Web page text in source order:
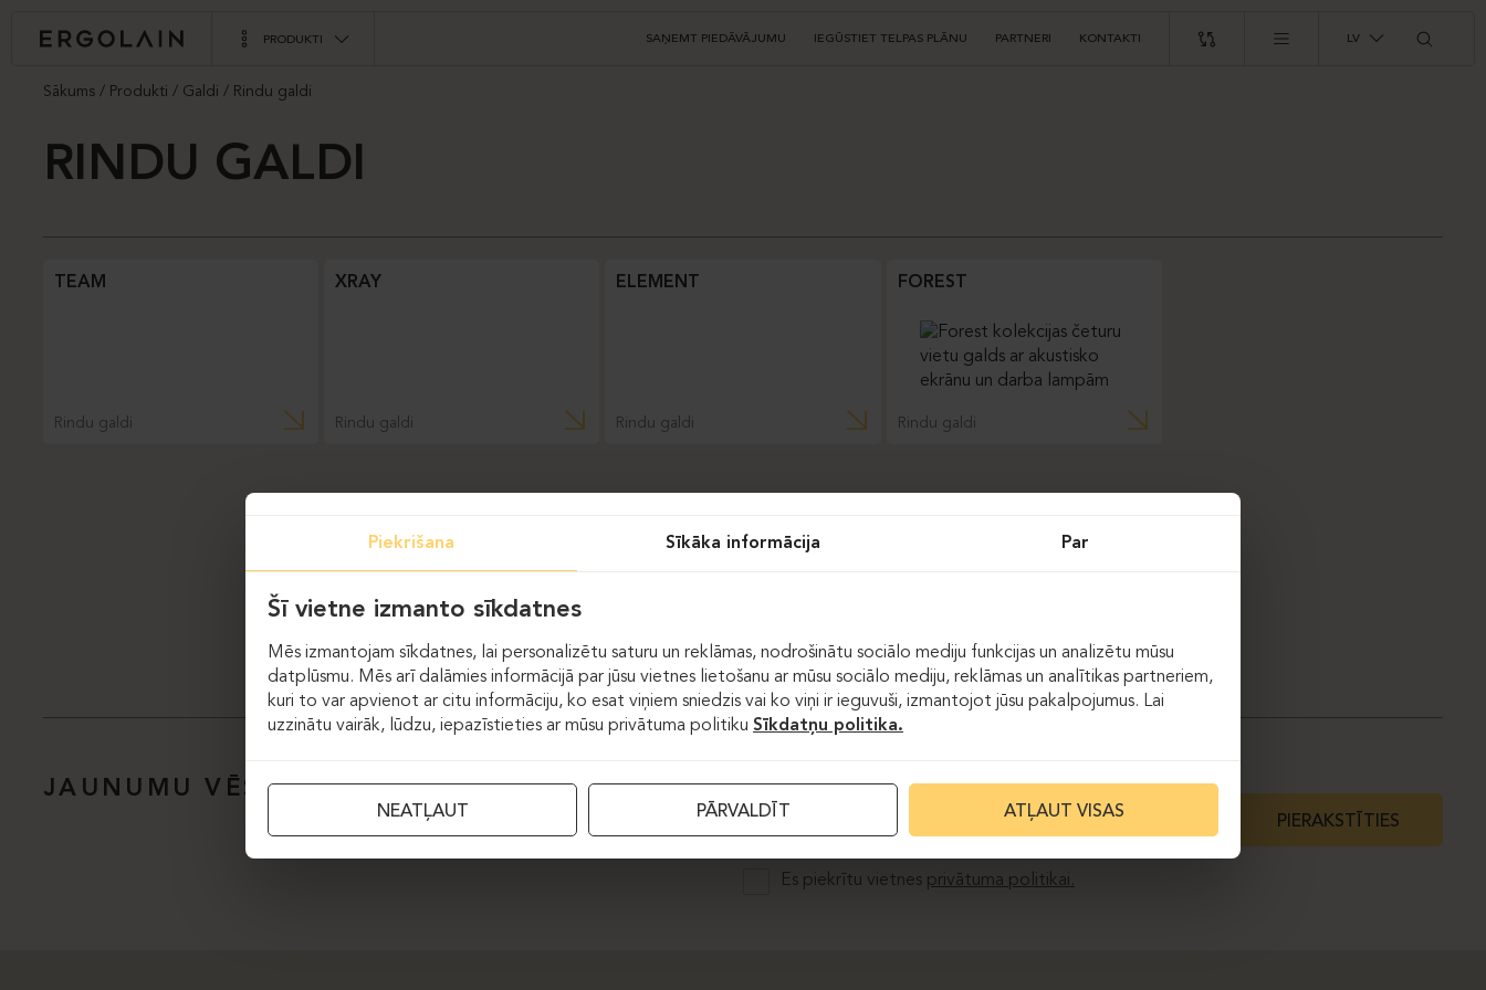
PRODUKTI SAŅEMT PIEDĀVĀJUMU IEGŪSTIET TELPAS PLĀNU PARTNERI KONTAKTI LV
Sākums Produkti Galdi Rindu galdi
RINDU GALDI
TEAM
Rindu galdi
XRAY
Rindu galdi
ELEMENT
Rindu galdi
FOREST
Rindu galdi
JAUNUMU VĒSTULE E-pasts
Es piekrītu vietnes privātuma politikai.
PIERAKSTĪTIES
Piekrišana Sīkāka informācija Par
Šī vietne izmanto sīkdatnes
Mēs izmantojam sīkdatnes, lai personalizētu saturu un reklāmas, nodrošinātu sociālo mediju funkcijas un analizētu mūsu
datplūsmu. Mēs arī dalāmies informācijā par jūsu vietnes lietošanu ar mūsu sociālo mediju, reklāmas un analītikas partneriem,
kuri to var apvienot ar citu informāciju, ko esat viņiem sniedzis vai ko viņi ir ieguvuši, izmantojot jūsu pakalpojumus. Lai
uzzinātu vairāk, lūdzu, iepazīstieties ar mūsu privātuma politiku Sīkdatņu politika.
NEATĻAUT PĀRVALDĪT ATĻAUT VISAS